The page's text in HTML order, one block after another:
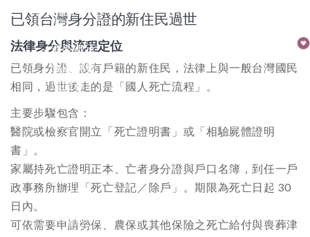
Back
勞保補助
遺產繼承
政府規費
環保葬
Back
樹葬
ESG
Back
聯絡我們
已領台灣身分證的新住民過世
法律身分與流程定位
已領身分證、設有戶籍的新住民，法律上與一般台灣國民
相同，過世後走的是「國人死亡流程」。​
主要步驟包含：
醫院或檢察官開立「死亡證明書」或「相驗屍體證明
書」。​
家屬持死亡證明正本、亡者身分證與戶口名簿，到任一戶
政事務所辦理「死亡登記／除戶」。期限為死亡日起 30
日內。​
可依需要申請勞保、農保或其他保險之死亡給付與喪葬津